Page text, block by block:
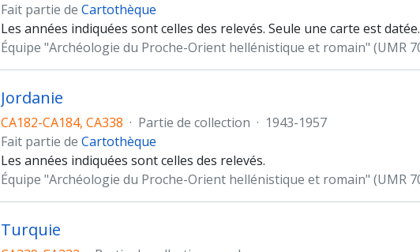
Fait partie de Cartothèque
Les années indiquées sont celles des relevés. Seule une carte est datée.
Équipe "Archéologie du Proche-Orient hellénistique et romain" (UMR
Jordanie
CA182-CA184, CA338 · Partie de collection · 1943-1957
Fait partie de Cartothèque
Les années indiquées sont celles des relevés.
Équipe "Archéologie du Proche-Orient hellénistique et romain" (UMR
Turquie